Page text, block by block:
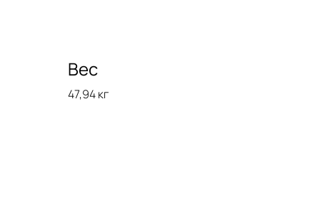
Вес
47,94 кг